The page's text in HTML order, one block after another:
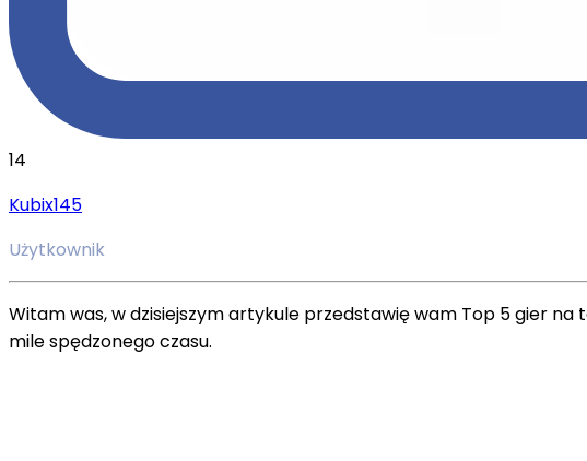
14
Kubix145
Użytkownik
Witam was, w dzisiejszym artykule przedstawię wam Top 5 gier
mile spędzonego czasu.